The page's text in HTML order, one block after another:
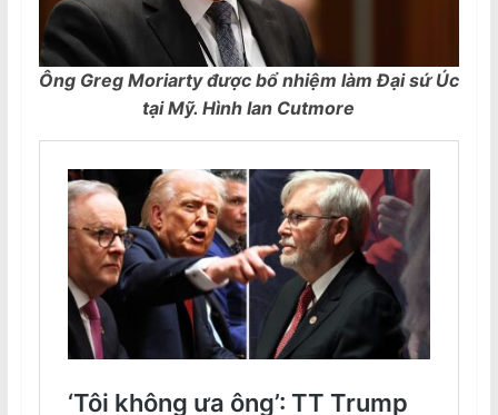
Ông Greg Moriarty được bổ nhiệm làm Đại sứ Úc
tại Mỹ. Hình Ian Cutmore